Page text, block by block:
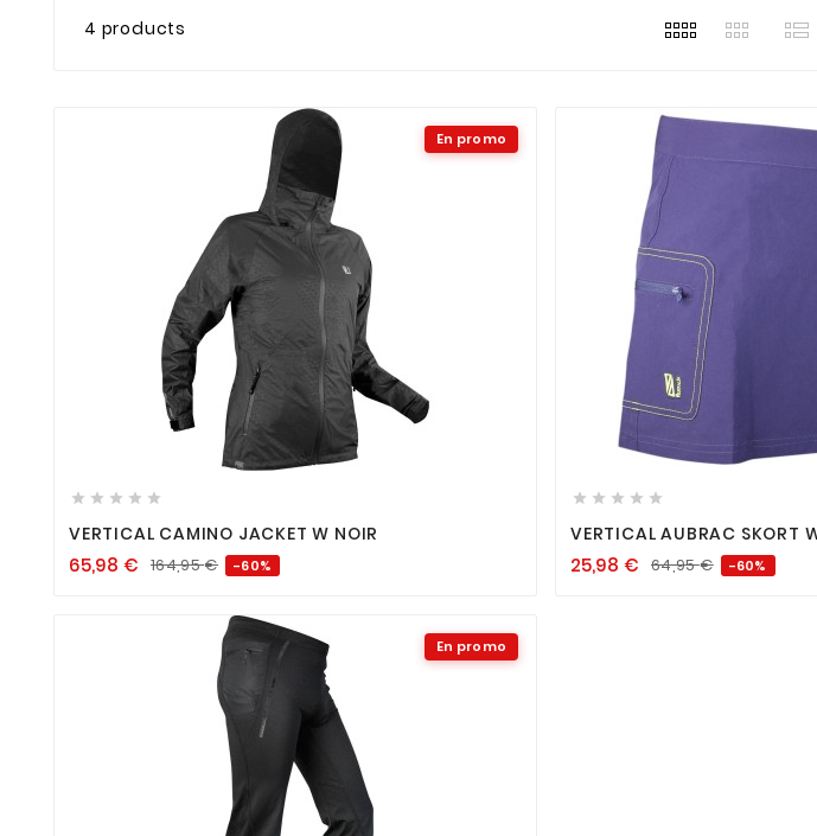
4 products
En promo
  
    
VERTICAL CAMINO JACKET W NOIR
65,98 € 164,95€ -60%
 
    
VERTICAL AUBRAC SKORT
25,98 € 64,95€ -60%
En promo